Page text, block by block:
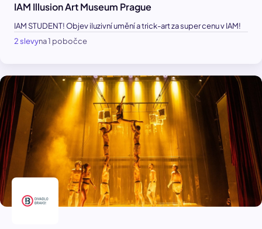
IAM Illusion Art Museum Prague
IAM STUDENT! Objev iluzivní umění a trick-art za super cenu v IAM!
2 slevyna 1 pobočce